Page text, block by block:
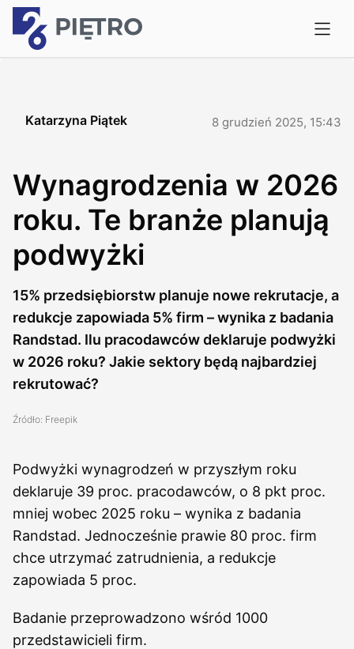
Katarzyna Piątek 8 grudzień 2025, 15:43
Wynagrodzenia w 2026
roku. Te branże planują
podwyżki
15% przedsiębiorstw planuje nowe rekrutacje, a
redukcje zapowiada 5% firm – wynika z badania
Randstad. Ilu pracodawców deklaruje podwyżki
w 2026 roku? Jakie sektory będą najbardziej
rekrutować?
Źródło: Freepik
Podwyżki wynagrodzeń w przyszłym roku
deklaruje 39 proc. pracodawców, o 8 pkt proc.
mniej wobec 2025 roku – wynika z badania
Randstad. Jednocześnie prawie 80 proc. firm
chce utrzymać zatrudnienia, a redukcje
zapowiada 5 proc.
Badanie przeprowadzono wśród 1000
przedstawicieli firm.